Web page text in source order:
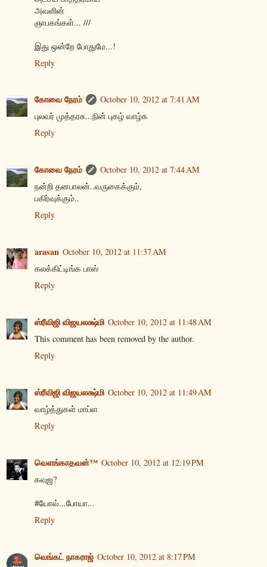
அவளின்
ஞாபகங்கள்... ///
இது ஒன்றே போதுமே...!
Reply
கோவை நேரம்
October 10, 2012 at 7:41 AM
புலவர் முத்தரசு...நின் புகழ் வாழ்க
Reply
கோவை நேரம்
October 10, 2012 at 7:44 AM
நன்றி தனபாலன்..வருகைக்கும்,
பகிர்வுக்கும்..
Reply
arasan October 10, 2012 at 11:37 AM
கலக்கிட்டிங்க பாஸ்
Reply
ஸ்ரீவிஜி விஜயலக்ஷ்மி October 10, 2012 at 11:48 AM
This comment has been removed by the author.
Reply
ஸ்ரீவிஜி விஜயலக்ஷ்மி October 10, 2012 at 11:49 AM
வாழ்த்துகள் மாப்ள
Reply
வெளங்காதவன்™ October 10, 2012 at 12:19 PM
கவுஜ?
#யோவ்...போயா...
Reply
வெங்கட் நாகராஜ் October 10, 2012 at 8:17 PM